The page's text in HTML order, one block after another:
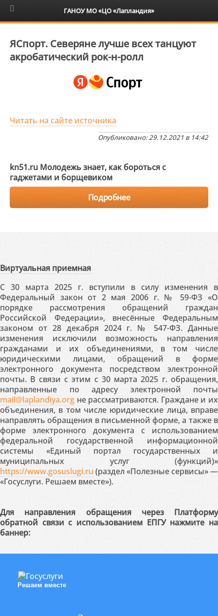
6+
ЯСпорт. Северяне лучше всех танцуют
акробатический рок-н-ролл
Читать на сайте источника
Опубликовано: 29.12.2021 в 14:42
kn51.ru Молодежь знает, как бороться с
гаджетами и борщевиком
Подробнее
Виртуальная приемная
С 30 марта 2025 г. вступили в силу изменения в
Федеральный закон от 2 мая 2006 г. № 59-ФЗ «О
порядке рассмотрения обращений граждан
Российской Федерации», внесённые Федеральным
законом от 28 декабря 2024 г. № 547-ФЗ. Данные
изменения исключили возможность направления
гражданами и их объединениями, в том числе
юридическими лицами, обращений в форме
электронного документа посредством электронной
почты. В связи с этим с 30 марта 2025 г. обращения,
направленные по адресу электронной почты
mail@laplandiya.org не рассматриваются. Граждане и их
объединения, в том числе юридические лица, вправе
направлять обращения в письменной форме, а также в
форме электронного документа с использованием
федеральной государственной информационной
системы «Единый портал государственных и
муниципальных услуг (функций)»
https://www.gosuslugi.ru (раздел «Полезные сервисы» —
«Госуслуги. Решаем вместе»).
Для направления обращения через Платформу
обратной связи с использованием ЕПГУ нажмите на
баннер:
Решаем вместе
ГАНОУ МО «ЦО «Лапландия»